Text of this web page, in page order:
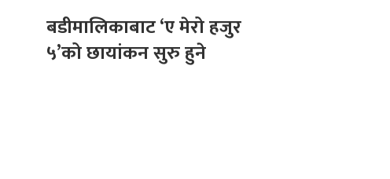
बडीमालिकाबाट ‘ए मेरो हजुर
५’को छायांकन सुरु हुने